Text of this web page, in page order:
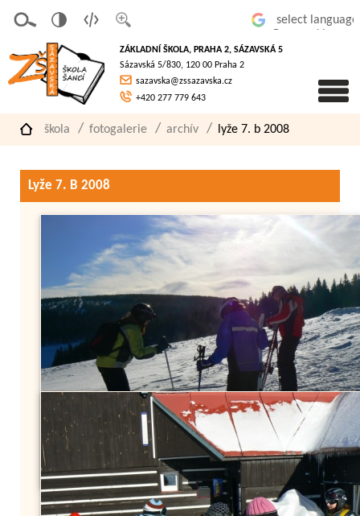
písmo
á
verze
pro
slaboz
raké
ZÁKLADNÍ ŠKOLA, PRAHA 2, SÁZAVSKÁ 5
Sázavská 5/830, 120 00 Praha 2
sazavska@zssazavska.cz
+420 277 779 643
škola fotogalerie archív lyže 7. b 2008
Lyže 7. B 2008